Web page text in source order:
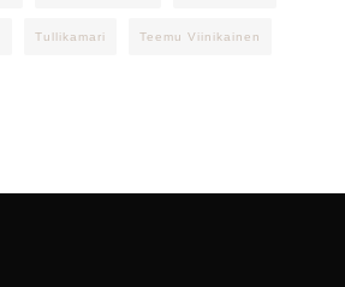
Tullikamari Teemu Viinikainen